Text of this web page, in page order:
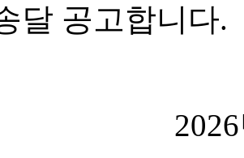
달 공고합니다.